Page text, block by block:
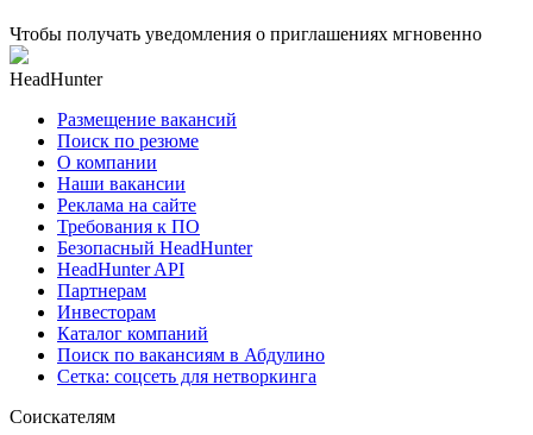
Чтобы получать уведомления о приглашениях мгновенно
HeadHunter
Размещение вакансий
Поиск по резюме
О компании
Наши вакансии
Реклама на сайте
Требования к ПО
Безопасный HeadHunter
HeadHunter API
Партнерам
Инвесторам
Каталог компаний
Поиск по вакансиям в Абдулино
Сетка: соцсеть для нетворкинга
Соискателям